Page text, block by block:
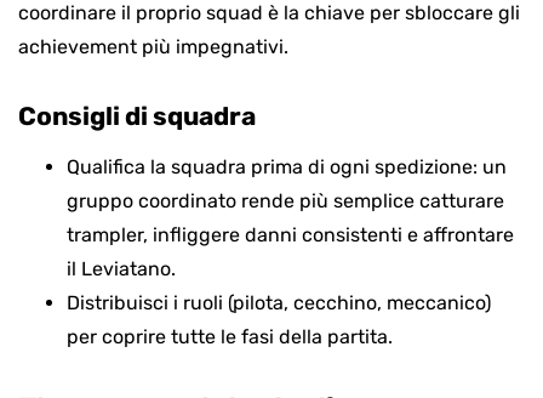
coordinare il proprio squad è la chiave per sbloccare gli
achievement più impegnativi.
Consigli di squadra
Qualifica la squadra prima di ogni spedizione: un
gruppo coordinato rende più semplice catturare
trampler, infliggere danni consistenti e affrontare
il Leviatano.
Distribuisci i ruoli (pilota, cecchino, meccanico)
per coprire tutte le fasi della partita.